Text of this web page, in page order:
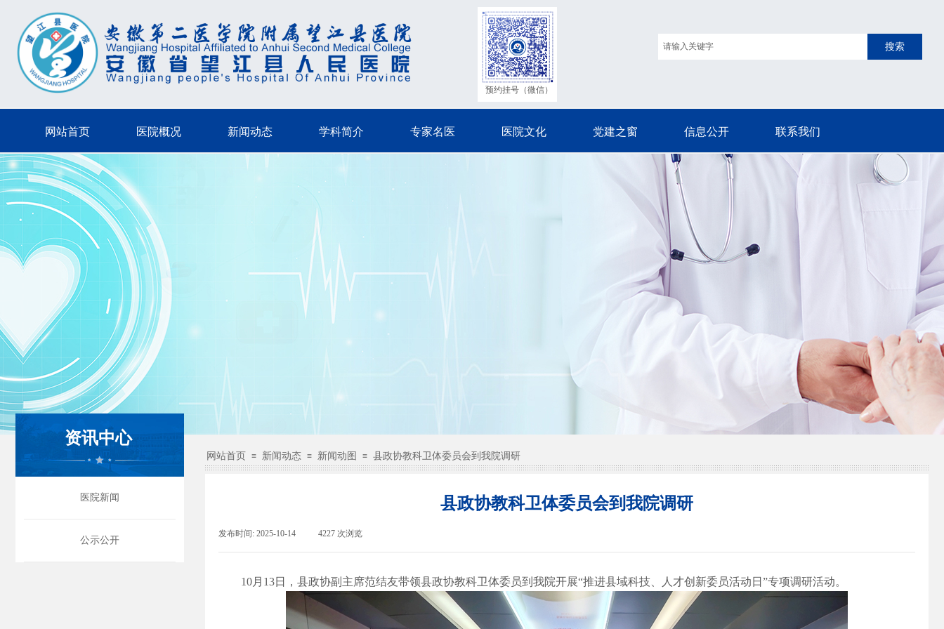
搜索
预约挂号（微信）
网站首页 医院概况 新闻动态 学科简介 专家名医 医院文化 党建之窗 信息公开 联系我们
网站首页 医院概况 新闻动态 学科简介 专家名医 医院文化 党建之窗 信息公开 联系我们
资讯中心
网站首页 ≡ 新闻动态 ≡ 新闻动图 ≡ 县政协教科卫体委员会到我院调研
县政协教科卫体委员会到我院调研
发布时间: 2025-10-14 4227 次浏览
10月13日，县政协副主席范结友带领县政协教科卫体委员到我院开展“推进县域科技、人才创新委员活动日”专项调研活动。
医院新闻
公示公开